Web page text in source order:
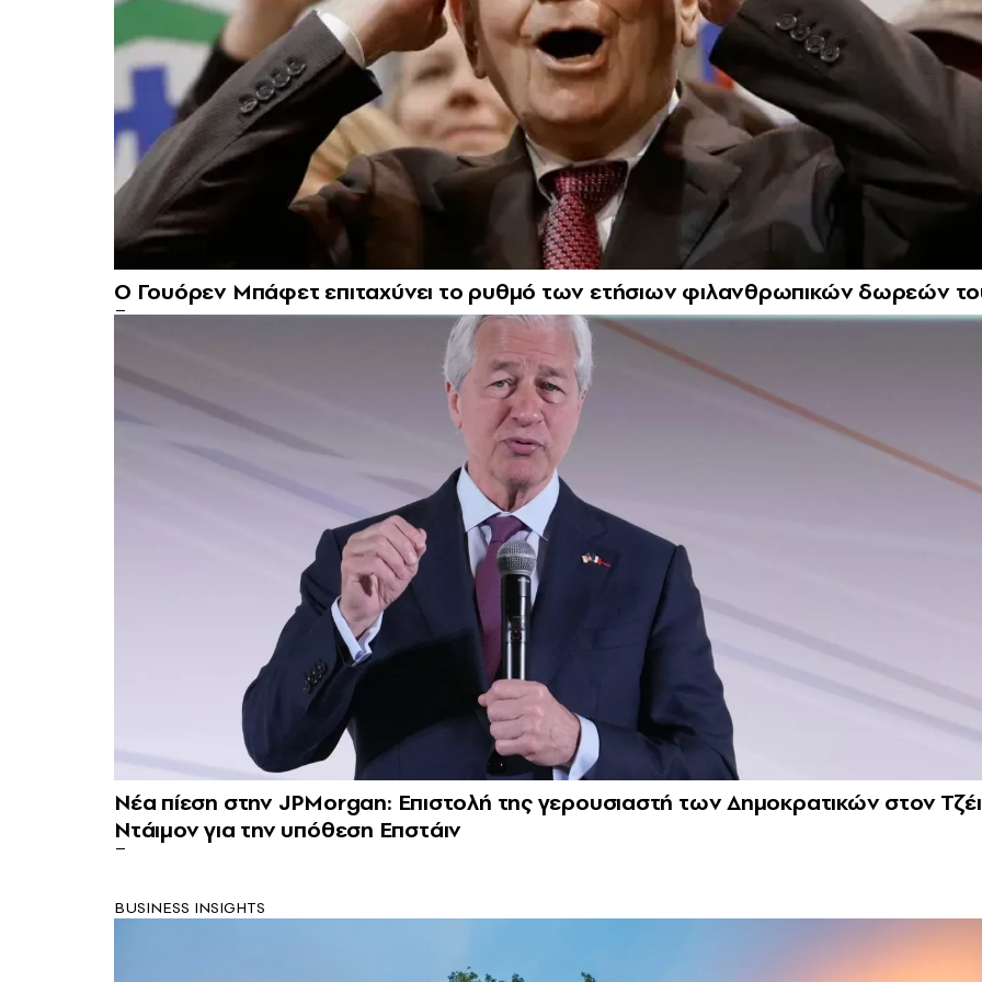
Ο Γουόρεν Μπάφετ επιταχύνει το ρυθμό των ετήσιων φιλανθρωπικών δωρεών
Νέα πίεση στην JPMorgan: Επιστολή της γερουσιαστή των Δημοκρατικών στον
Ντάιμον για την υπόθεση Επστάιν
BUSINESS INSIGHTS